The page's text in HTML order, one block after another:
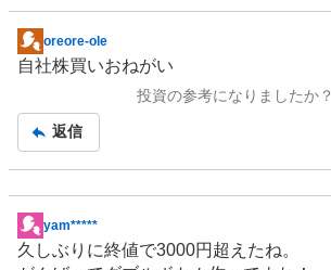
掲
示
事
oreore-ole
自社株買いおねがい
投資の参考になりましたか？
返信
掲
示
yam*****
久しぶりに終値で3000円超えたね。